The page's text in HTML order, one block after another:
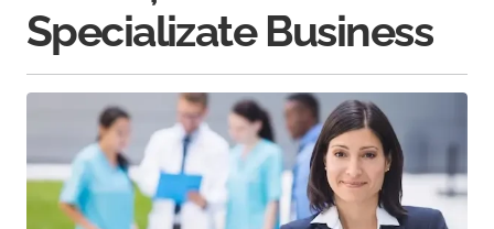
Specializate Business